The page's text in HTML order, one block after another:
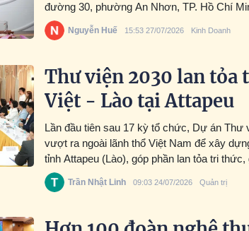
đường 30, phường An Nhơn, TP. Hồ Chí
trở thành chiếc cầu nối đặc biệt giữa con
Người đứng sau hành trình ấy là nghệ
Nguyễn Huế 15:53 27/07/2026 Kinh Doanh
Thư viện 2030 lan tỏa
Việt - Lào tại Attapeu
Lần đầu tiên sau 17 kỳ tổ chức, Dự án Thư
vượt ra ngoài lãnh thổ Việt Nam để xây
tỉnh Attapeu (Lào), góp phần lan tỏa tri
đặc biệt Việt Nam - Lào.
Trần Nhật Linh 09:03 24/07/2026 Quản trị